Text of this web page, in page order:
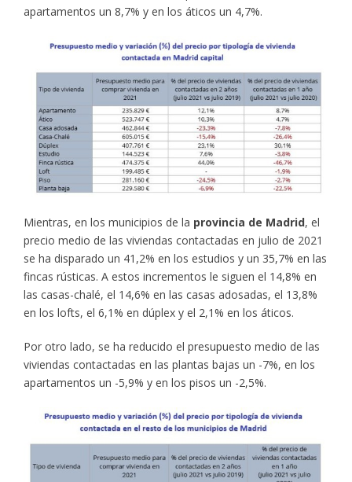
apartamentos un 8,7% y en los áticos un 4,7%.
Mientras, en los municipios de la provincia de Madrid, el
precio medio de las viviendas contactadas en julio de 2021
se ha disparado un 41,2% en los estudios y un 35,7% en las
fincas rústicas. A estos incrementos le siguen el 14,8% en
las casas-chalé, el 14,6% en las casas adosadas, el 13,8%
en los lofts, el 6,1% en dúplex y el 2,1% en los áticos.
Por otro lado, se ha reducido el presupuesto medio de las
viviendas contactadas en las plantas bajas un -7%, en los
apartamentos un -5,9% y en los pisos un -2,5%.